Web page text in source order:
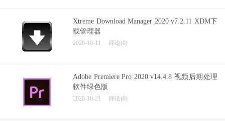
Xtreme Download Manager 2020 v7.2.11 XDM下
载管理器
2020-10-11 评论(0)
Adobe Premiere Pro 2020 v14.4.8 视频后期处理
软件绿色版
2020-10-21 评论(0)